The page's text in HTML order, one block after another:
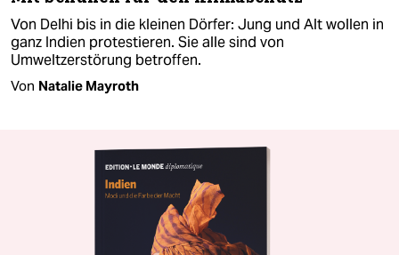
Von Delhi bis in die kleinen Dörfer: Jung und Alt wollen in
ganz Indien protestieren. Sie alle sind von
Umweltzerstörung betroffen.
Von Natalie Mayroth